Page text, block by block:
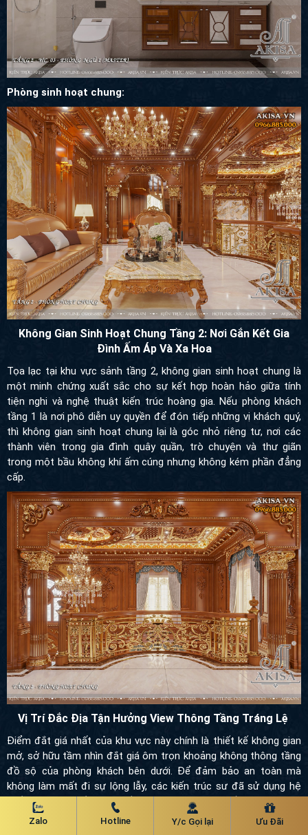
Phòng sinh hoạt chung:
Không Gian Sinh Hoạt Chung Tầng 2: Nơi Gắn Kết Gia Đình
Ấm Áp Và Xa Hoa
Tọa lạc tại khu vực sảnh tầng 2, không gian sinh hoạt chung là
một minh chứng xuất sắc cho sự kết hợp hoàn hảo giữa tính tiện
nghi và nghệ thuật kiến trúc hoàng gia. Nếu phòng khách tầng 1
là nơi phô diễn uy quyền để đón tiếp những vị khách quý, thì
không gian sinh hoạt chung lại là góc nhỏ riêng tư, nơi các thành
viên trong gia đình quây quần, trò chuyện và thư giãn trong một
bầu không khí ấm cúng nhưng không kém phần đẳng cấp.
Vị Trí Đắc Địa Tận Hưởng View Thông Tầng Tráng Lệ
Điểm đắt giá nhất của khu vực này chính là thiết kế không gian
mở, sở hữu tầm nhìn đắt giá ôm trọn khoảng không thông tầng
đồ sộ của phòng khách bên dưới. Để đảm bảo an toàn mà không
làm mất đi sự lộng lẫy, các kiến trúc sư đã sử dụng hệ thống lan
can uốn cong mềm mại với các chi tiết hoa văn kim loại mạ vàng
uốn lượn cầu kỳ. Lan can tựa như một dải lụa nghệ thuật lấp lánh,
vắt ngang qua không gian, tôn lên vẻ kiêu sa và bề thế cho tổng
thể kiến trúc sảnh tầng 2.
Zalo Hotline Y/c Gọi lại Ưu Đãi